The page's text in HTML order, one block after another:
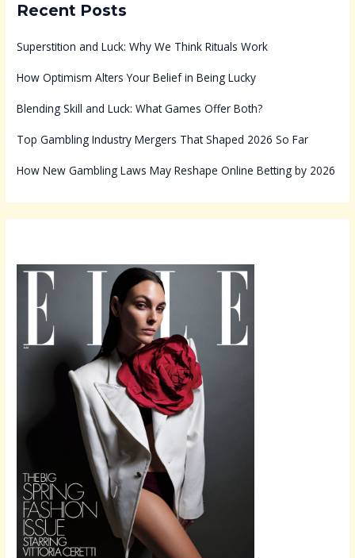
Recent Posts
Superstition and Luck: Why We Think Rituals Work
How Optimism Alters Your Belief in Being Lucky
Blending Skill and Luck: What Games Offer Both?
Top Gambling Industry Mergers That Shaped 2026 So Far
How New Gambling Laws May Reshape Online Betting by 2026